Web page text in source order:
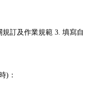
訂及作業規範 3. 填寫自
)：